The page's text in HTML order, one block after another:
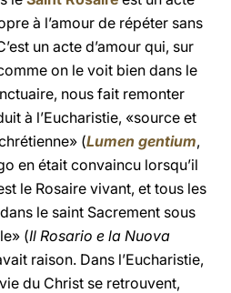
à l’amour de répéter sans
un acte d’amour qui, sur
on le voit bien dans le
nous fait remonter
à l’Eucharistie, «source et
(Lumen gentium,
en était convaincu lorsqu’il
le Rosaire vivant, et tous les
le saint Sacrement sous
(Il Rosario e la Nuova
raison. Dans l’Eucharistie,
du Christ se retrouvent,